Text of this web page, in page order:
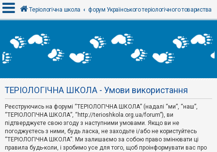
х
і
Р
є
с
т
р
а
ц
Теріологічна школа форум Українського теріологічного товариства
ТЕРІОЛОГІЧНА ШКОЛА - Умови використання
Реєструючись на форумі “ТЕРІОЛОГІЧНА ШКОЛА” (надалі “ми”, “наш”,
“ТЕРІОЛОГІЧНА ШКОЛА”, “http://terioshkola.org.ua/forum”), ви
підтверджуєте свою згоду з наступними умовами. Якщо ви не
погоджуєтесь з ними, будь ласка, не заходьте і/або не користуйтесь
“ТЕРІОЛОГІЧНА ШКОЛА”. Ми залишаємо за собою право змінювати ці
правила будь-коли, і зробимо усе для того, щоб проінформувати вас про